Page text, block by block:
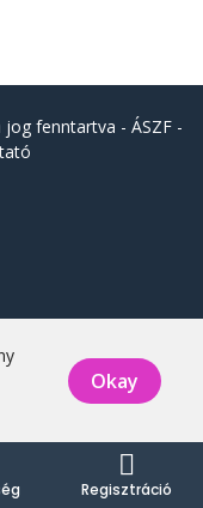
fenntartva - ÁSZF-
Okay
Regisztráció